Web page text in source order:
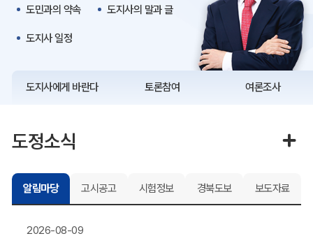
정보공개
도민과의 약속 도지사의 말과 글
도지사 일정
도지사에게 바란다 토론참여 여론조사
도정소식
알림마당 고시공고 시험정보 경북도보 보도자료
2026-08-09